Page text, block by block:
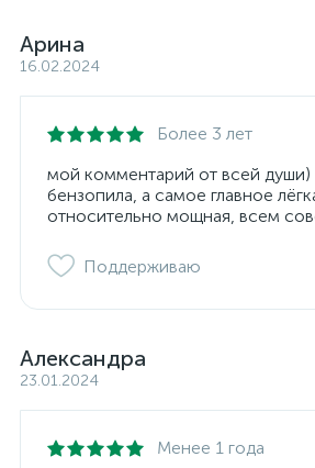
Арина
16.02.2024
Более 3 лет
мой комментарий от всей души)
бензопила, а самое главное
относительно мощная, всем
Поддерживаю
Александра
23.01.2024
Менее 1 года